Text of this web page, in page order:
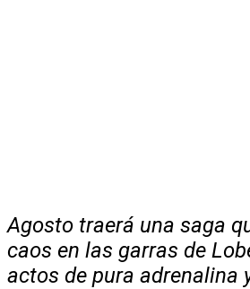
Agosto traerá una saga
caos en las garras de
actos de pura adrenalina